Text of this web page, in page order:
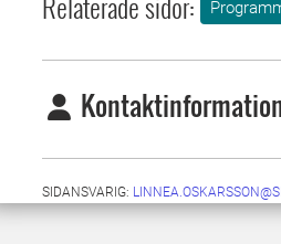
SIDANSVARIG: